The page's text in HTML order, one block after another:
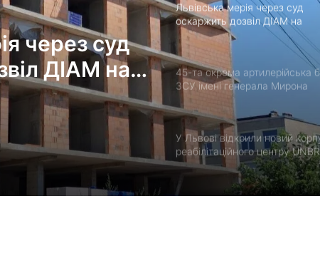
через суд
ДІАМ на
вул.
Львівська мерія через суд
оскаржить дозвіл ДІАМ на
будівництво на вул.
45-та окрема артилерійська
ЗСУ імені генерала Мирона
Тарнавського відзначає 10-
У Львові відкрили новий
реабілітаційного центру
Ukraine